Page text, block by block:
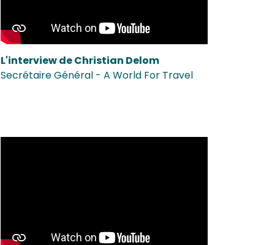
L'interview de Christian Delom
Secrétaire Général - A World For Travel